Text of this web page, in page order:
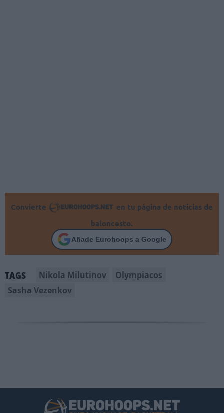
Convierte
en tu página de noticias de
baloncesto.
Añade Eurohoops a Google
TAGS Nikola Milutinov
Olympiacos
Sasha Vezenkov